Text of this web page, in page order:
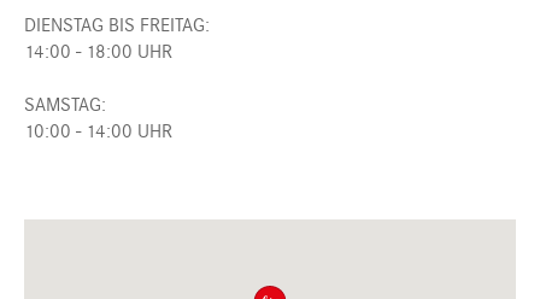
DIENSTAG BIS FREITAG:
14:00 - 18:00 UHR
SAMSTAG:
10:00 - 14:00 UHR